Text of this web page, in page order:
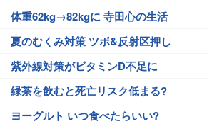
体重62kg→82kgに 寺田心の生活
夏のむくみ対策 ツボ&反射区押し
紫外線対策がビタミンD不足に
緑茶を飲むと死亡リスク低まる?
ヨーグルト いつ食べたらいい?